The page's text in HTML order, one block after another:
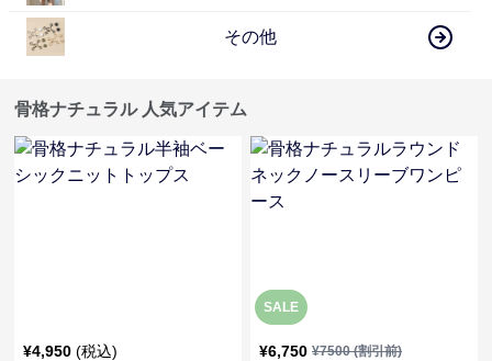
その他
骨格ナチュラル 人気アイテム
¥4,950 (税込)
SALE
¥6,750 ¥7500(割引前)